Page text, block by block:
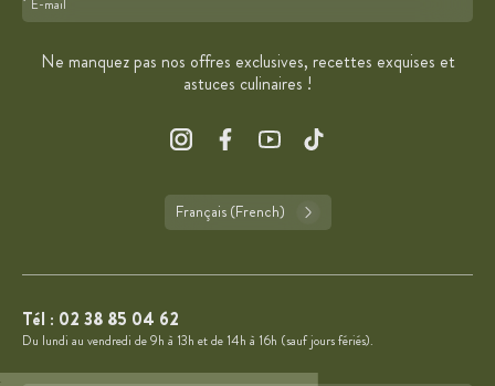
Format : adresse@email.com
Ne manquez pas nos offres exclusives, recettes exquises et
astuces culinaires !
Français (French)
Tél : 02 38 85 04 62
Du lundi au vendredi de 9h à 13h et de 14h à 16h (sauf jours fériés).